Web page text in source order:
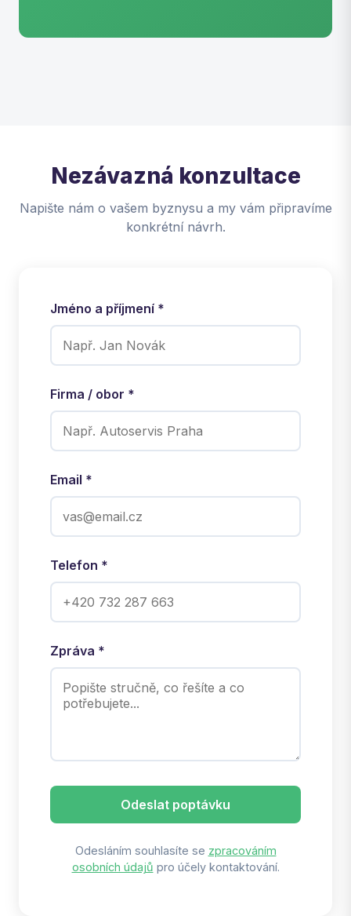
Nezávazná konzultace
Napište nám o vašem byznysu a my vám připravíme
konkrétní návrh.
Jméno a příjmení *
Firma / obor *
Email *
Telefon *
Zpráva *
Odeslat poptávku
Odesláním souhlasíte se zpracováním
osobních údajů pro účely kontaktování.